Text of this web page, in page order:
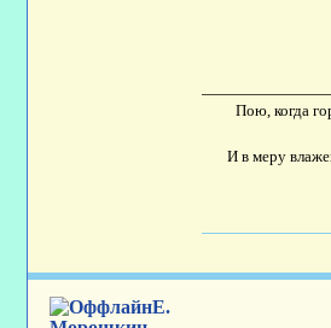
Пою, когда
И в меру
Е.